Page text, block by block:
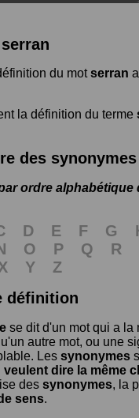
du motserran
la définition du terme
des synonymes
ordre alphabétique
D E F G
O P Q R
Y
Z
définition
se dit d'un mot qui a la
autre mot, ou une
Les synonymes
veulent dire la même
des synonymes, la
sens.